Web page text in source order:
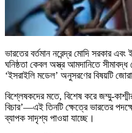
ভারতের বর্তমান নরেন্দ্র মোদি সরকার
ঘনিষ্ঠতা কেবল অস্ত্র আমদানিতে
‘ইসরাইলি মডেল’ অনুসরণের বিষয়টি
বিশ্লেষকদের মতে, বিশেষ করে জম্মু-
বিচার’—এই তিনটি ক্ষেত্রে ভারতের
ব্যাপক সাদৃশ্য পাওয়া যাচ্ছে।